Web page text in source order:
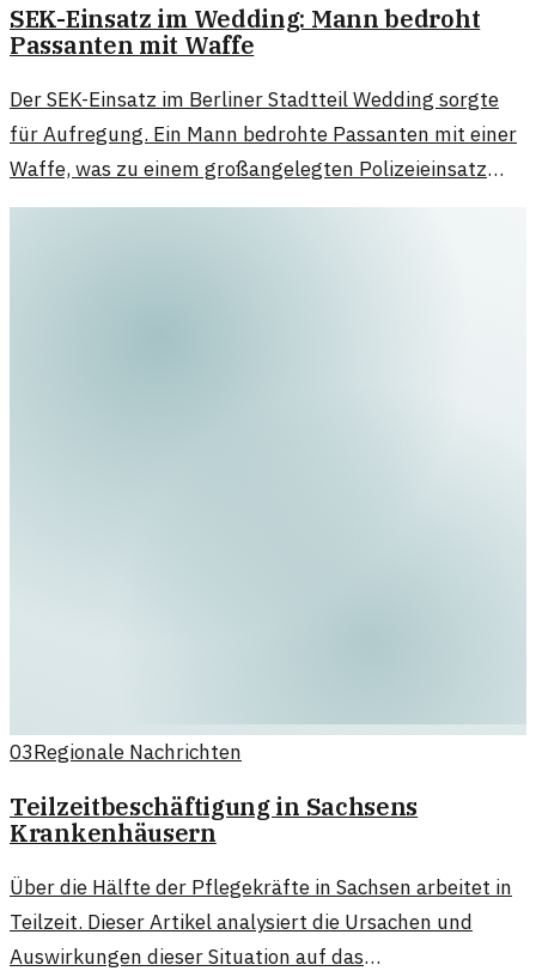
SEK-Einsatz im Wedding: Mann bedroht
Passanten mit Waffe
Der SEK-Einsatz im Berliner Stadtteil Wedding sorgte
für Aufregung. Ein Mann bedrohte Passanten mit einer
Waffe, was zu einem großangelegten Polizeieinsatz
führte.
03Regionale Nachrichten
Teilzeitbeschäftigung in Sachsens
Krankenhäusern
Über die Hälfte der Pflegekräfte in Sachsen arbeitet in
Teilzeit. Dieser Artikel analysiert die Ursachen und
Auswirkungen dieser Situation auf das